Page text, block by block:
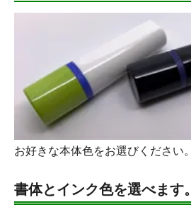
お好きな本体色をお選びください。
書体とインク色を選べます。